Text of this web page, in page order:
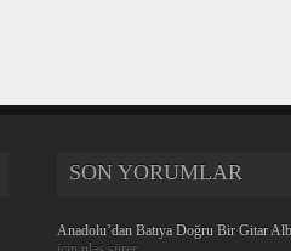
SON YORUMLAR
Anadolu’dan Batıya Doğru Bir Gitar